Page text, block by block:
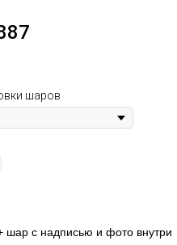
шаров
шар с надписью и фото внутри